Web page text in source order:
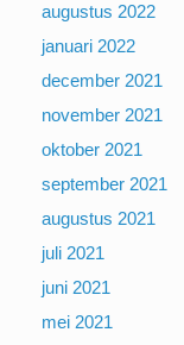
augustus 2022
januari 2022
december 2021
november 2021
oktober 2021
september 2021
augustus 2021
juli 2021
juni 2021
mei 2021